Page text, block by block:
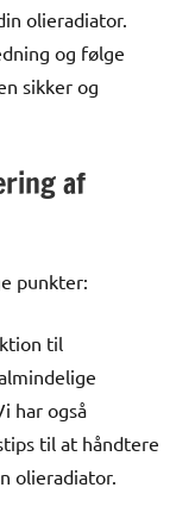
olieradiator.
og følge
sikker og
af
punkter:
til
har også
til at håndtere
olieradiator.